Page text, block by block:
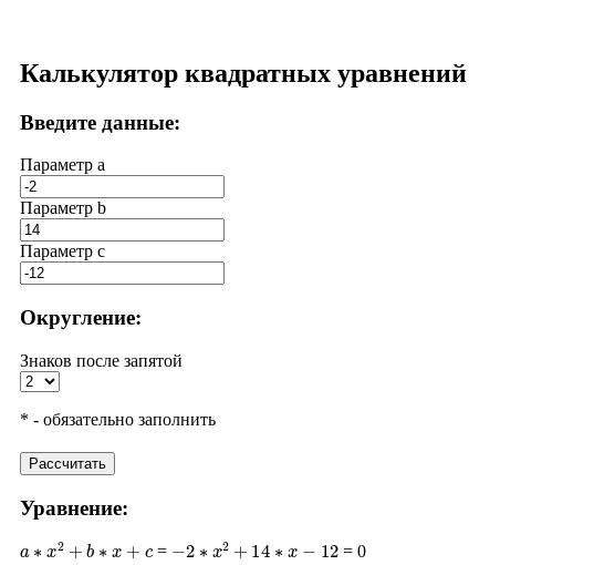
Калькулятор квадратных уравнений
Введите данные:
Параметр a
Параметр b
Параметр с
Округление:
Знаков после запятой
* - обязательно заполнить
Рассчитать
Уравнение:
2 b ∗ = 2∗ 2+ 14 ∗ = 0